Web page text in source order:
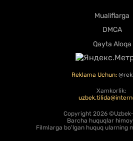
Mualiflarga
DMCA
Qayta Aloqa
Reklama Uchun:
Xamkorlik:
Copyright 2026
Barcha huquqlar
Filmlarga bo'lgan huquq ularning